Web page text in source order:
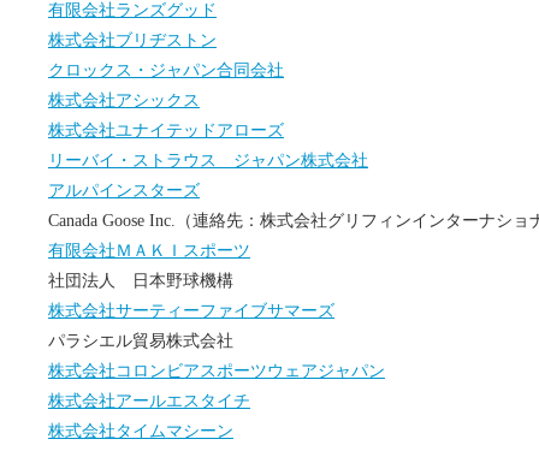
有限会社ランズグッド
株式会社ブリヂストン
クロックス・ジャパン合同会社
株式会社アシックス
株式会社ユナイテッドアローズ
リーバイ・ストラウス ジャパン株式会社
アルパインスターズ
Canada Goose Inc.（連絡先：株式会社グリフィンインターナショ
有限会社ＭＡＫＩスポーツ
社団法人 日本野球機構
株式会社サーティーファイブサマーズ
パラシエル貿易株式会社
株式会社コロンビアスポーツウェアジャパン
株式会社アールエスタイチ
株式会社タイムマシーン